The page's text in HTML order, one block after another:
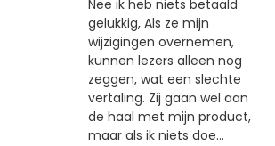
Nee ik heb niets betaald
gelukkig, Als ze mijn
wijzigingen overnemen,
kunnen lezers alleen nog
zeggen, wat een slechte
vertaling. Zij gaan wel aan
de haal met mijn product,
maar als ik niets doe...